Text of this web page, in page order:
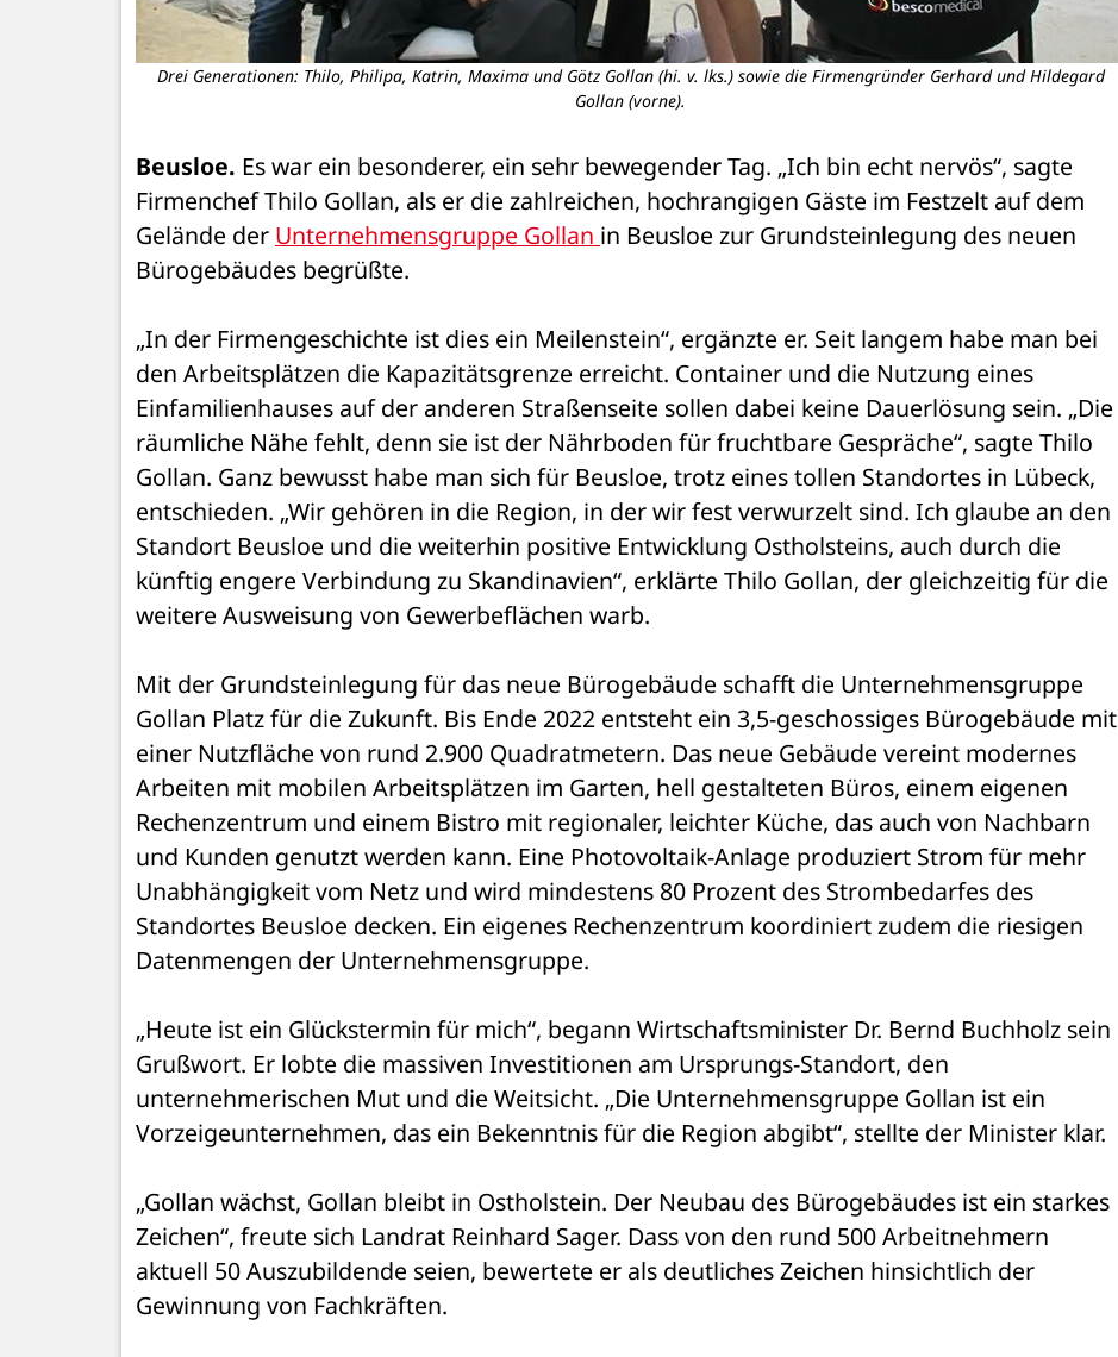
Drei Generationen: Thilo, Philipa, Katrin, Maxima und Götz Gollan (hi. v. lks.) sowie die Firmengründer Gerhard und Hildegard
Gollan (vorne).
Beusloe. Es war ein besonderer, ein sehr bewegender Tag. „Ich bin echt nervös“, sagte
Firmenchef Thilo Gollan, als er die zahlreichen, hochrangigen Gäste im Festzelt auf dem
Gelände der Unternehmensgruppe Gollan in Beusloe zur Grundsteinlegung des neuen
Bürogebäudes begrüßte.
„In der Firmengeschichte ist dies ein Meilenstein“, ergänzte er. Seit langem habe man bei
den Arbeitsplätzen die Kapazitätsgrenze erreicht. Container und die Nutzung eines
Einfamilienhauses auf der anderen Straßenseite sollen dabei keine Dauerlösung sein. „Die
räumliche Nähe fehlt, denn sie ist der Nährboden für fruchtbare Gespräche“, sagte Thilo
Gollan. Ganz bewusst habe man sich für Beusloe, trotz eines tollen Standortes in Lübeck,
entschieden. „Wir gehören in die Region, in der wir fest verwurzelt sind. Ich glaube an den
Standort Beusloe und die weiterhin positive Entwicklung Ostholsteins, auch durch die
künftig engere Verbindung zu Skandinavien“, erklärte Thilo Gollan, der gleichzeitig für die
weitere Ausweisung von Gewerbeflächen warb.
Mit der Grundsteinlegung für das neue Bürogebäude schafft die Unternehmensgruppe
Gollan Platz für die Zukunft. Bis Ende 2022 entsteht ein 3,5-geschossiges Bürogebäude mit
einer Nutzfläche von rund 2.900 Quadratmetern. Das neue Gebäude vereint modernes
Arbeiten mit mobilen Arbeitsplätzen im Garten, hell gestalteten Büros, einem eigenen
Rechenzentrum und einem Bistro mit regionaler, leichter Küche, das auch von Nachbarn
und Kunden genutzt werden kann. Eine Photovoltaik-Anlage produziert Strom für mehr
Unabhängigkeit vom Netz und wird mindestens 80 Prozent des Strombedarfes des
Standortes Beusloe decken. Ein eigenes Rechenzentrum koordiniert zudem die riesigen
Datenmengen der Unternehmensgruppe.
„Heute ist ein Glückstermin für mich“, begann Wirtschaftsminister Dr. Bernd Buchholz sein
Grußwort. Er lobte die massiven Investitionen am Ursprungs-Standort, den
unternehmerischen Mut und die Weitsicht. „Die Unternehmensgruppe Gollan ist ein
Vorzeigeunternehmen, das ein Bekenntnis für die Region abgibt“, stellte der Minister klar.
„Gollan wächst, Gollan bleibt in Ostholstein. Der Neubau des Bürogebäudes ist ein starkes
Zeichen“, freute sich Landrat Reinhard Sager. Dass von den rund 500 Arbeitnehmern
aktuell 50 Auszubildende seien, bewertete er als deutliches Zeichen hinsichtlich der
Gewinnung von Fachkräften.